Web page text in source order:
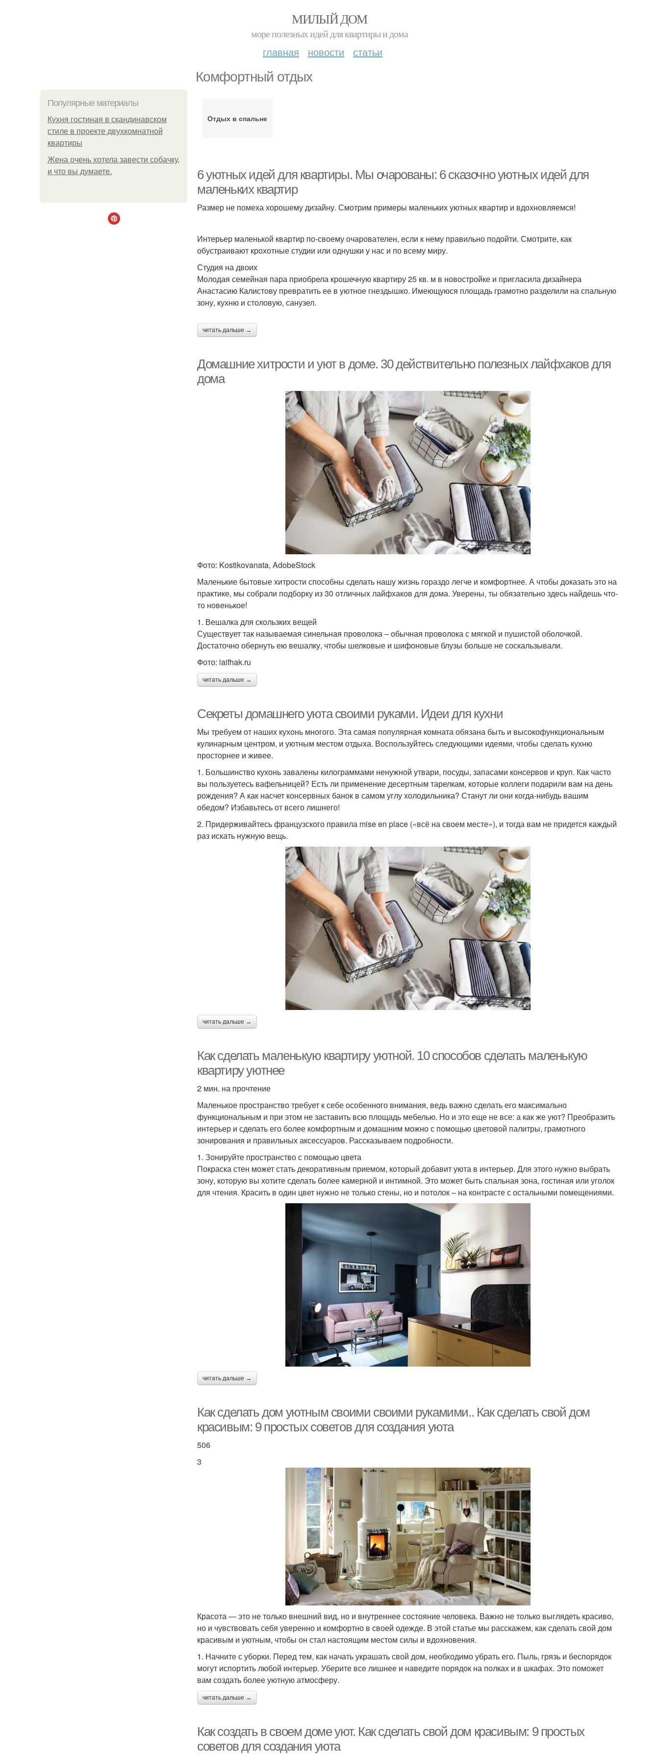
МИЛЫЙ ДОМ
море полезных идей для квартиры и дома
главная новости статьи
Комфортный отдых
Популярные материалы
Кухня гостиная в скандинавском
стиле в проекте двухкомнатной
квартиры
Жена очень хотела завести собачку,
и что вы думаете.
Отдых в спальне
6 уютных идей для квартиры. Мы очарованы: 6 сказочно уютных идей для
маленьких квартир
Размер не помеха хорошему дизайну. Смотрим примеры маленьких уютных квартир и вдохновляемся!
Интерьер маленькой квартир по-своему очарователен, если к нему правильно подойти. Смотрите, как
обустраивают крохотные студии или однушки у нас и по всему миру.
Студия на двоих
Молодая семейная пара приобрела крошечную квартиру 25 кв. м в новостройке и пригласила дизайнера
Анастасию Калистову превратить ее в уютное гнездышко. Имеющуюся площадь грамотно разделили на спальную
зону, кухню и столовую, санузел.
читать дальше →
Домашние хитрости и уют в доме. 30 действительно полезных лайфхаков для
дома
Фото: Kostikovanata, AdobeStock
Маленькие бытовые хитрости способны сделать нашу жизнь гораздо легче и комфортнее. А чтобы доказать это на
практике, мы собрали подборку из 30 отличных лайфхаков для дома. Уверены, ты обязательно здесь найдешь что-
то новенькое!
1. Вешалка для скользких вещей
Существует так называемая синельная проволока – обычная проволока с мягкой и пушистой оболочкой.
Достаточно обернуть ею вешалку, чтобы шелковые и шифоновые блузы больше не соскальзывали.
Фото: laifhak.ru
читать дальше →
Секреты домашнего уюта своими руками. Идеи для кухни
Мы требуем от наших кухонь многого. Эта самая популярная комната обязана быть и высокофункциональным
кулинарным центром, и уютным местом отдыха. Воспользуйтесь следующими идеями, чтобы сделать кухню
просторнее и живее.
1. Большинство кухонь завалены килограммами ненужной утвари, посуды, запасами консервов и круп. Как часто
вы пользуетесь вафельницей? Есть ли применение десертным тарелкам, которые коллеги подарили вам на день
рождения? А как насчет консервных банок в самом углу холодильника? Станут ли они когда-нибудь вашим
обедом? Избавьтесь от всего лишнего!
2. Придерживайтесь французского правила mise en place («всё на своем месте»), и тогда вам не придется каждый
раз искать нужную вещь.
читать дальше →
Как сделать маленькую квартиру уютной. 10 способов сделать маленькую
квартиру уютнее
2 мин. на прочтение
Маленькое пространство требует к себе особенного внимания, ведь важно сделать его максимально
функциональным и при этом не заставить всю площадь мебелью. Но и это еще не все: а как же уют? Преобразить
интерьер и сделать его более комфортным и домашним можно с помощью цветовой палитры, грамотного
зонирования и правильных аксессуаров. Рассказываем подробности.
1. Зонируйте пространство с помощью цвета
Покраска стен может стать декоративным приемом, который добавит уюта в интерьер. Для этого нужно выбрать
зону, которую вы хотите сделать более камерной и интимной. Это может быть спальная зона, гостиная или уголок
для чтения. Красить в один цвет нужно не только стены, но и потолок – на контрасте с остальными помещениями.
читать дальше →
Как сделать дом уютным своими своими рукамими.. Как сделать свой дом
красивым: 9 простых советов для создания уюта
506
3
Красота — это не только внешний вид, но и внутреннее состояние человека. Важно не только выглядеть красиво,
но и чувствовать себя уверенно и комфортно в своей одежде. В этой статье мы расскажем, как сделать свой дом
красивым и уютным, чтобы он стал настоящим местом силы и вдохновения.
1. Начните с уборки. Перед тем, как начать украшать свой дом, необходимо убрать его. Пыль, грязь и беспорядок
могут испортить любой интерьер. Уберите все лишнее и наведите порядок на полках и в шкафах. Это поможет
вам создать более уютную атмосферу.
читать дальше →
Как создать в своем доме уют. Как сделать свой дом красивым: 9 простых
советов для создания уюта